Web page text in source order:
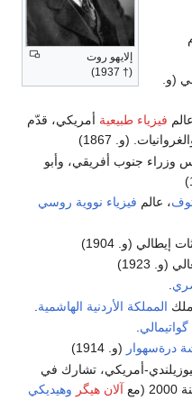
إلايهو روت
(† 1937)
(و.
فيزياء طبيعية أمريكي، قدّم
(و. 1867)
وزراء جنوب أفريقي، وأبو
، عالم فيزياء نووية روسي
إيطالي (و. 1904)
1923)
.
المملكة الأردنية الهاشمية
گواتيمالي
درةسهوار (و. 1914)
أمريكي، تشارك في
(مع
آلان هيگر وهيديكي